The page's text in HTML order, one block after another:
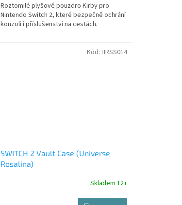
Roztomilé plyšové pouzdro Kirby pro
Nintendo Switch 2, které bezpečně ochrání
konzoli i příslušenství na cestách.
SWITCH 2 Vault Case (Universe
Rosalina)
Skladem 12+
Kód: HRSS014